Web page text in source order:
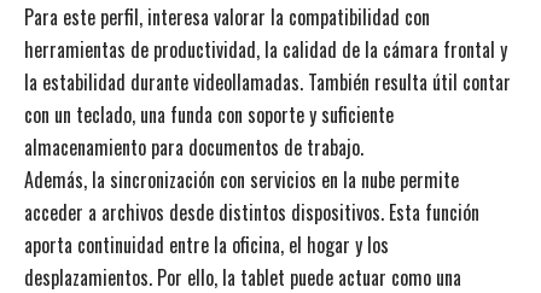
Para este perfil, interesa valorar la compatibilidad con
herramientas de productividad, la calidad de la cámara frontal y
la estabilidad durante videollamadas. También resulta útil contar
con un teclado, una funda con soporte y suficiente
almacenamiento para documentos de trabajo.
Además, la sincronización con servicios en la nube permite
acceder a archivos desde distintos dispositivos. Esta función
aporta continuidad entre la oficina, el hogar y los
desplazamientos. Por ello, la tablet puede actuar como una